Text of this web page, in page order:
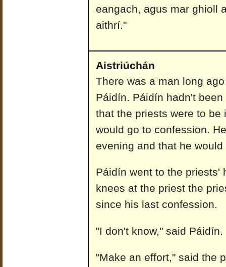
eangach, agus mar ghioll
aithrí."
Aistriúchán
There was a man long
Páidín. Páidín hadn't
that the priests were to
would go to confession.
evening and that he
Páidín went to the priests'
knees at the priest the
since his last confession.
"I don't know," said Páidín.
"Make an effort," said the